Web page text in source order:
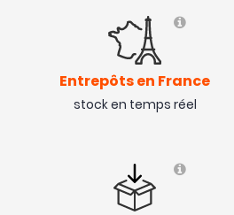
Entrepôts en France
stock en temps réel